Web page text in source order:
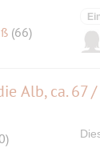
(66)
Alb, ca. 67